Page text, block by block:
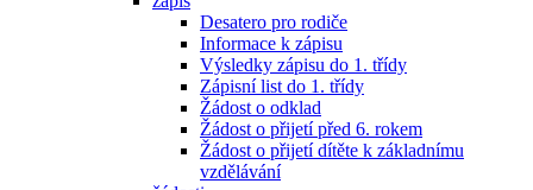
Desatero pro rodiče
Informace k zápisu
Výsledky zápisu do 1. třídy
Zápisní list do 1. třídy
Žádost o odklad
Žádost o přijetí před 6. rokem
Žádost o přijetí dítěte k základnímu
vzdělávání